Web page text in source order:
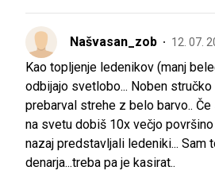
Našvasan_zob 12. 07.
Kao topljenje ledenikov (manj
odbijajo svetlobo... Noben
prebarval strehe z belo barvo..
na svetu dobiš 10x večjo
nazaj predstavljali ledeniki... Sam
denarja...treba pa je kasirat..